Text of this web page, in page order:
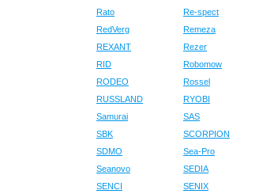
Rato
Re-spect
RedVerg
Remeza
REXANT
Rezer
RID
Robomow
RODEO
Rossel
RUSSLAND
RYOBI
Samurai
SAS
SBK
SCORPION
SDMO
Sea-Pro
Seanovo
SEDIA
SENCI
SENIX